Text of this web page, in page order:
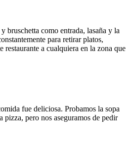
bruschetta como entrada, lasaña y la
para retirar platos,
a cualquiera en la zona que
fue deliciosa. Probamos la sopa
pizza, pero nos aseguramos de pedir